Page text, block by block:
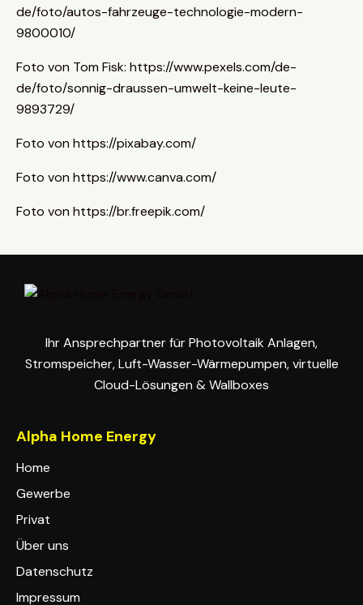
de/foto/autos-fahrzeuge-technologie-modern-
9800010/
Foto von Tom Fisk: https://www.pexels.com/de-
de/foto/sonnig-draussen-umwelt-keine-leute-
9893729/
Foto von https://pixabay.com/
Foto von https://www.canva.com/
Foto von https://br.freepik.com/
Ihr Ansprechpartner für Photovoltaik Anlagen,
Stromspeicher, Luft-Wasser-Wärmepumpen, virtuelle
Cloud-Lösungen & Wallboxes
Alpha Home Energy
Home
Gewerbe
Privat
Über uns
Datenschutz
Impressum